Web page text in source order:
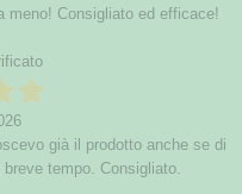
meno! Consigliato ed efficace!
già il prodotto anche se di
tempo. Consigliato.